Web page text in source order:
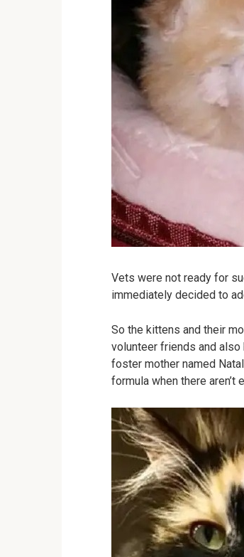
Vets were not ready for
immediately decided to
So the kittens and their
volunteer friends and also
foster mother named
formula when there aren’t